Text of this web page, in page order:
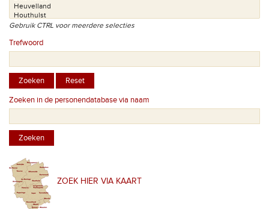
Gebruik CTRL voor meerdere selecties
Trefwoord
Zoeken in de personendatabase via naam
ZOEK HIER VIA KAART